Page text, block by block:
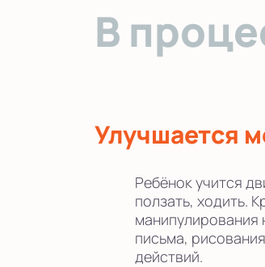
В
Улучшается
Ребёнок учится
ползать, ходить.
письма,
действий.